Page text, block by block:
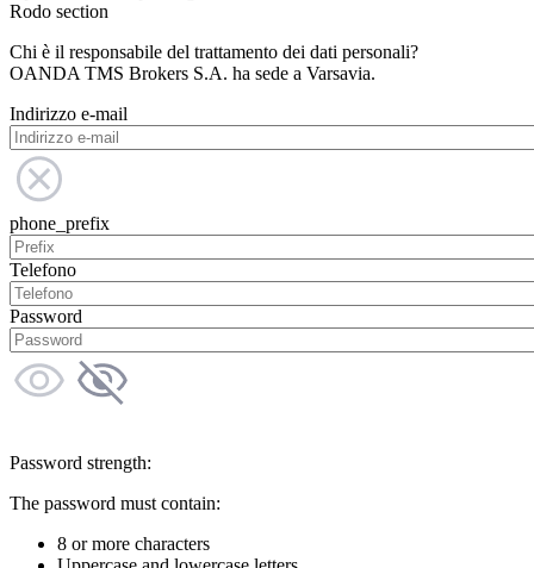
Rodo section
Chi è il responsabile del trattamento dei dati personali?
OANDA TMS Brokers S.A. ha sede a Varsavia.
Indirizzo e-mail
phone_prefix
Telefono
Password
Password strength:
The password must contain:
8 or more characters